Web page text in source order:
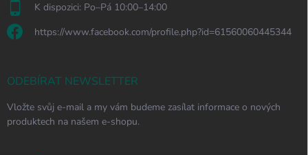
K dispozici: Po–Pá 10:00–14:00
https://www.facebook.com/profile.php?id=61560060445344
ODEBÍRAT NEWSLETTER
Vložte svůj e-mail a my vám budeme zasílat informace o nových
produktech na našem e-shopu.